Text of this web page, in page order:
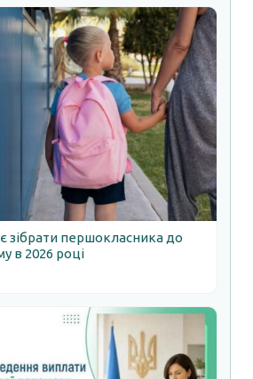
зібрати першокласника до
в 2026 році